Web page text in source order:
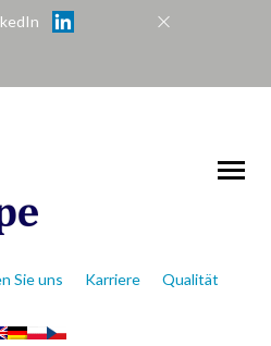
Sie uns Karriere Qualität